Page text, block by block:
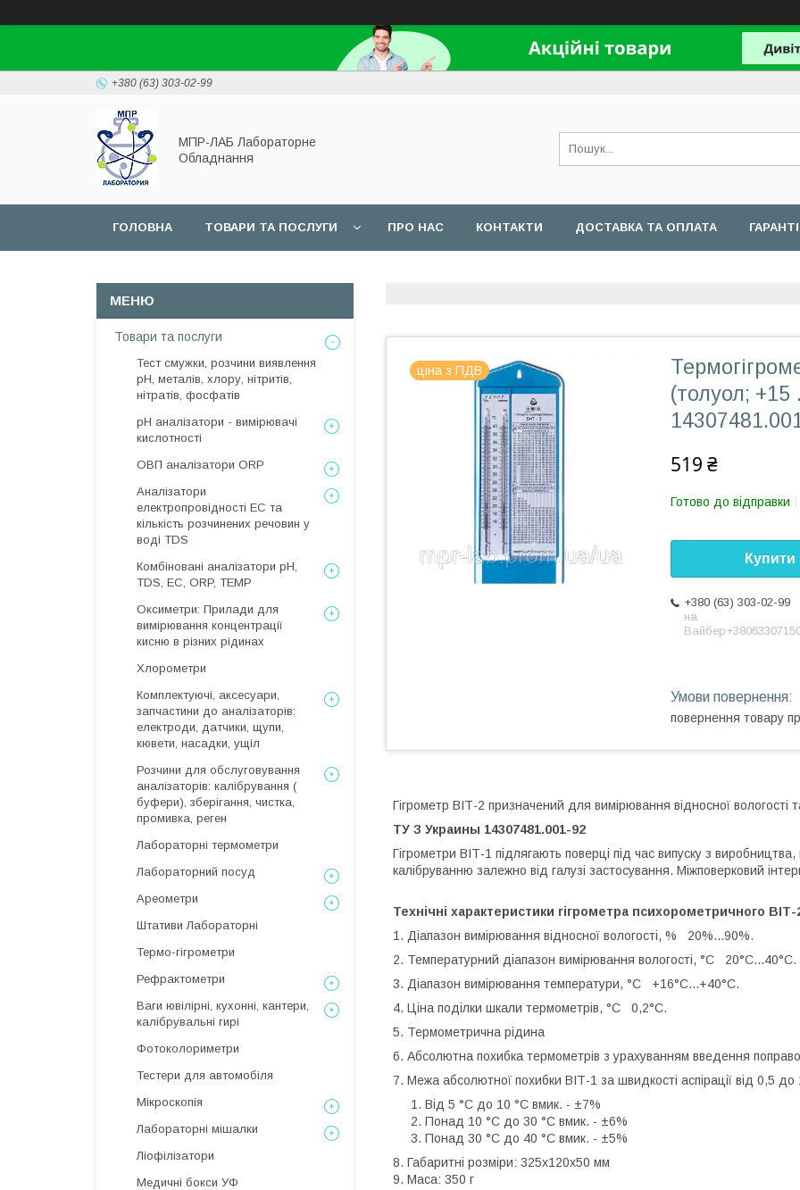
+380 (63) 303-02-99
МПР-ЛАБ Лабораторне
Обладнання
ГОЛОВНА ТОВАРИ ТА ПОСЛУГИ ПРО НАС КОНТАКТИ ДОСТАВКА ТА ОПЛАТА
ціна з ПДВ
(толуол;
519 ₴
Готово до відправки
Купити
+380 (63) 303-02-99
на
повернення товару
Гігрометр ВІТ-2 призначений для вимірювання відносної вологості
ТУ З Украины 14307481.001-92
Гігрометри ВІТ-1 підлягають поверці під час випуску з
калібруванню залежно від галузі застосування. Міжповерковий
Технічні характеристики гігрометра психорометричного ВІТ-
1. Діапазон вимірювання відносної вологості, % 20%...90%.
2. Температурний діапазон вимірювання вологості, °C 20°C...40°C.
3. Діапазон вимірювання температури, °C +16°C...+40°C.
4. Ціна поділки шкали термометрів, °C 0,2°C.
5. Термометрична рідина
6. Абсолютна похибка термометрів з урахуванням введення
7. Межа абсолютної похибки ВІТ-1 за швидкості аспірації від 0,5
Від 5 °C до 10 °C вмик. - ±7%
Понад 10 °C до 30 °C вмик. - ±6%
Понад 30 °C до 40 °C вмик. - ±5%
8. Габаритні розміри: 325x120x50 мм
9. Маса: 350 г
Товари та послуги
Тест смужки, розчини виявлення
рН, металів, хлору, нітритів,
нітратів, фосфатів
рН аналізатори - вимірювачі
кислотності
ОВП аналізатори ORP
Аналізатори
електропровідності EC та
кількість розчинених речовин у
воді TDS
Комбіновані аналізатори pH,
TDS, EC, ORP, TEMP
Оксиметри: Прилади для
вимірювання концентрації
кисню в різних рідинах
Хлорометри
Комплектуючі, аксесуари,
запчастини до аналізаторів:
електроди, датчики, щупи,
кювети, насадки, ущіл
Розчини для обслуговування
аналізаторів: калібрування (
буфери), зберігання, чистка,
промивка, реген
Лабораторні термометри
Лабораторний посуд
Ареометри
Штативи Лабораторні
Термо-гігрометри
Рефрактометри
Ваги ювілірні, кухонні, кантери,
калібрувальні гирі
Фотоколориметри
Тестери для автомобіля
Мікроскопія
Лабораторні мішалки
Ліофілізатори
Медичні бокси УФ